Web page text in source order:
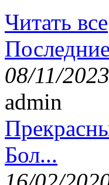
Читать все
08/11/2023
admin
Бол...